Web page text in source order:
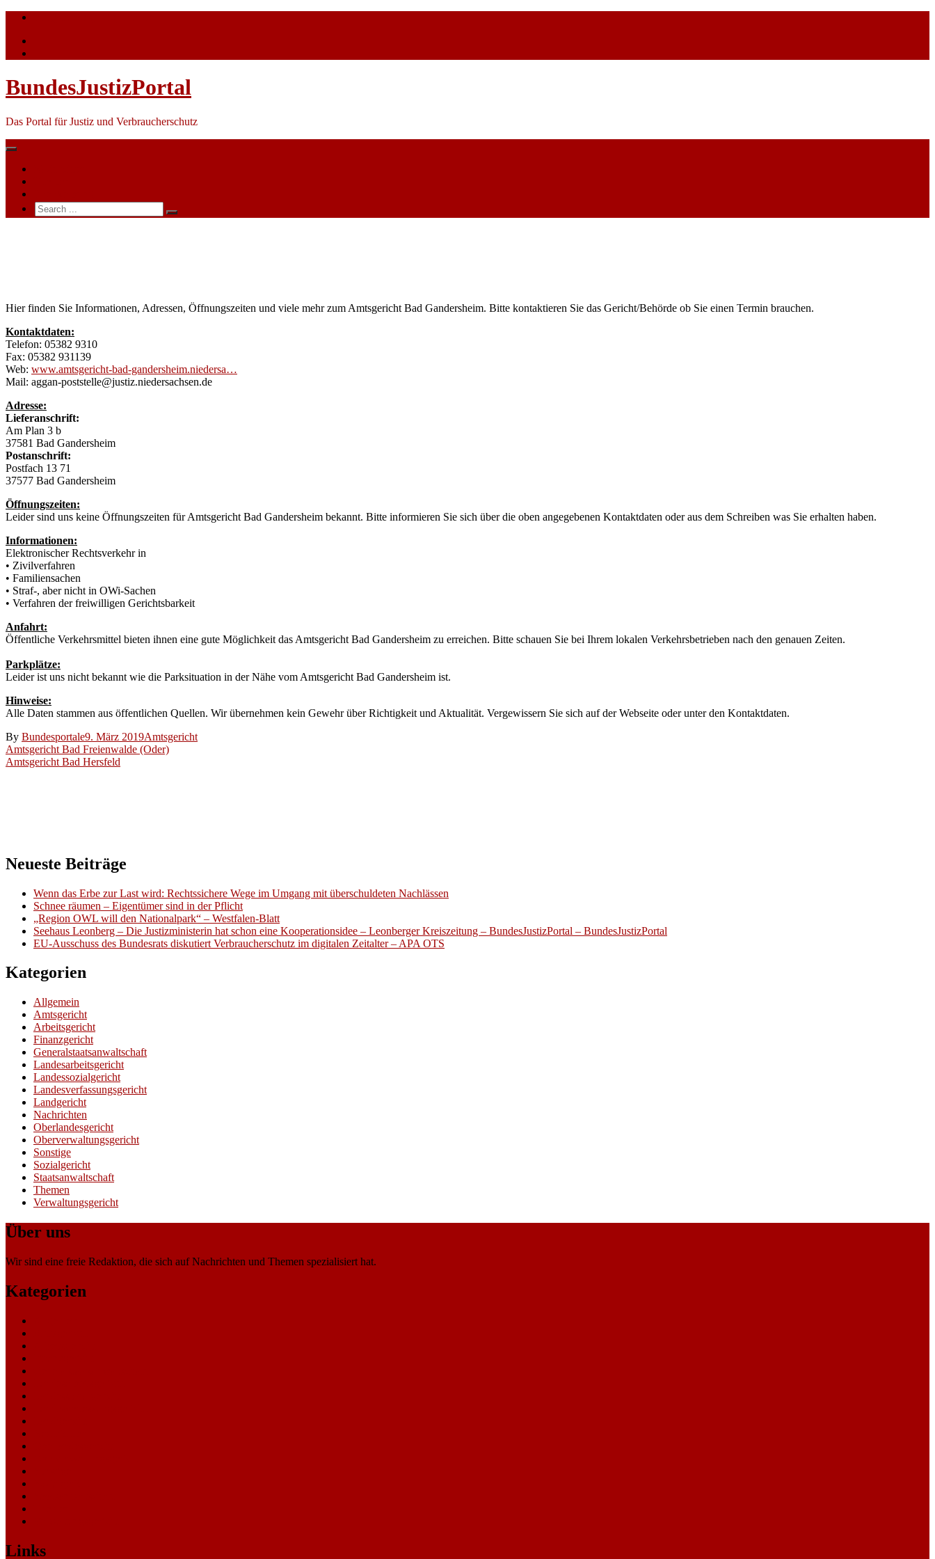
Skip
content
BundesJustizPortal
Das Portal für Justiz und Verbraucherschutz
Search
for:
Hier finden Sie Informationen, Adressen, Öffnungszeiten und viele mehr zum Amtsgericht Bad Gandersheim. Bitte kontaktieren Sie das Gericht/Behörde ob Sie einen Termin brauchen.
Kontaktdaten:
Telefon: 05382 9310
Fax: 05382 931139
Web: www.amtsgericht-bad-gandersheim.niedersa…
Mail: aggan-poststelle@justiz.niedersachsen.de
Adresse:
Lieferanschrift:
Am Plan 3 b
37581 Bad Gandersheim
Postanschrift:
Postfach 13 71
37577 Bad Gandersheim
Öffnungszeiten:
Leider sind uns keine Öffnungszeiten für Amtsgericht Bad Gandersheim bekannt. Bitte informieren Sie sich über die oben angegebenen Kontaktdaten oder aus dem Schreiben was Sie erhalten haben.
Informationen:
Elektronischer Rechtsverkehr in
• Zivilverfahren
• Familiensachen
• Straf-, aber nicht in OWi-Sachen
• Verfahren der freiwilligen Gerichtsbarkeit
Anfahrt:
Öffentliche Verkehrsmittel bieten ihnen eine gute Möglichkeit das Amtsgericht Bad Gandersheim zu erreichen. Bitte schauen Sie bei Ihrem lokalen Verkehrsbetrieben nach den genauen Zeiten.
Parkplätze:
Leider ist uns nicht bekannt wie die Parksituation in der Nähe vom Amtsgericht Bad Gandersheim ist.
Hinweise:
Alle Daten stammen aus öffentlichen Quellen. Wir übernehmen kein Gewehr über Richtigkeit und Aktualität. Vergewissern Sie sich auf der Webseite oder unter den Kontaktdaten.
By Bundesportale9. März 2019Amtsgericht
Beitragsnavigation
Amtsgericht Bad Freienwalde (Oder)
Amtsgericht Bad Hersfeld
Neueste Beiträge
Wenn das Erbe zur Last wird: Rechtssichere Wege im Umgang mit überschuldeten Nachlässen
Schnee räumen – Eigentümer sind in der Pflicht
„Region OWL will den Nationalpark“ – Westfalen-Blatt
Seehaus Leonberg – Die Justizministerin hat schon eine Kooperationsidee – Leonberger Kreiszeitung – BundesJustizPortal – BundesJustizPortal
EU-Ausschuss des Bundesrats diskutiert Verbraucherschutz im digitalen Zeitalter – APA OTS
Kategorien
Allgemein
Amtsgericht
Arbeitsgericht
Finanzgericht
Generalstaatsanwaltschaft
Landesarbeitsgericht
Landessozialgericht
Landesverfassungsgericht
Landgericht
Nachrichten
Oberlandesgericht
Oberverwaltungsgericht
Sonstige
Sozialgericht
Staatsanwaltschaft
Themen
Verwaltungsgericht
Über uns
Wir sind eine freie Redaktion, die sich auf Nachrichten und Themen spezialisiert hat.
Kategorien
Links